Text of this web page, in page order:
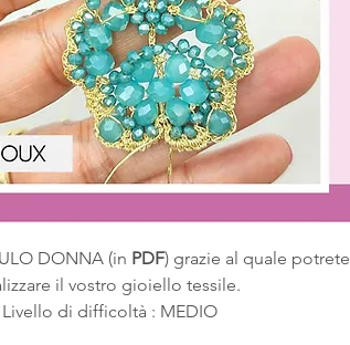
DONNA (in PDF) grazie al quale potrete
il vostro gioiello tessile.
Livello di difficoltà : MEDIO